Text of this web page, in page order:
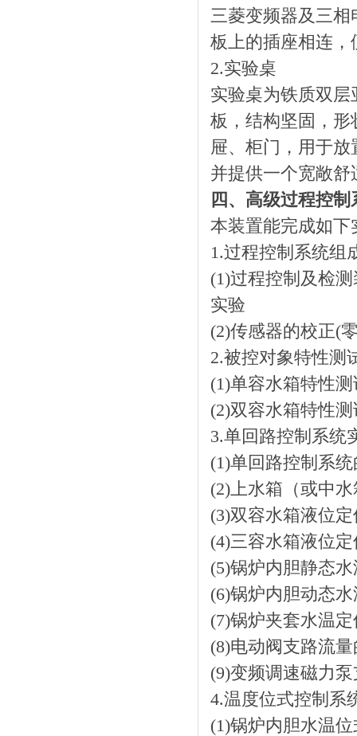
三菱变频器及三
板上的插座相连
2.实验桌
实验桌为铁质双
板，结构坚固，
屉、柜门，用于
并提供一个宽敞
四、高级过程控
本装置能完成如下
1.过程控制系统组
(1)过程控制及检
实验
(2)传感器的校正(
2.被控对象特性测
(1)单容水箱特性
(2)双容水箱特性
3.单回路控制系统
(1)单回路控制系
(2)上水箱（或中
(3)双容水箱液位
(4)三容水箱液位
(5)锅炉内胆静态
(6)锅炉内胆动态
(7)锅炉夹套水温
(8)电动阀支路流
(9)变频调速磁力
4.温度位式控制系
(1)锅炉内胆水温